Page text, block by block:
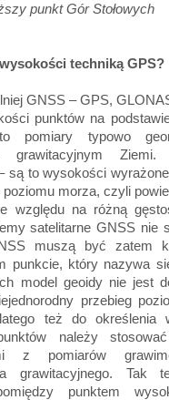
punkt Gór Stołowych
techniką GPS?
GNSS – GPS,
punktów na
pomiary typowo
grawitacyjnym Ziemi.
są to wysokości
morza, czyli
względu na różną
satelitarne GNSS nie
muszą być zatem
punkcie, który nazywa
model geoidy nie jest
przebieg
też do określenia
należy
z pomiarów
grawitacyjnego. Tak
punktem